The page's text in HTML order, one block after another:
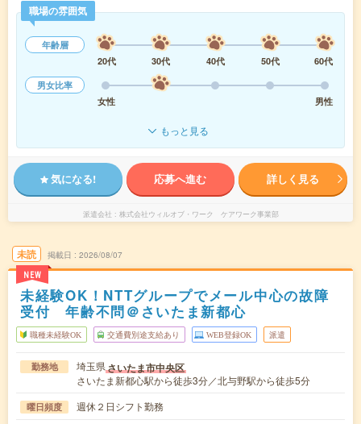
職場の雰囲気
年齢層
20代
30代 40代 50代
60代
男女比率
女性
男性
もっと見る
気になる! 応募へ進む 詳しく見る
派遣会社 株式会社ウィルオブ・ワーク ケアワーク事業部
未読
NEW
掲載日 2026/08/07
未経験OK！NTTグループでメール中心の故障
受付 年齢不問＠さいたま新都心
職種未経験OK 交通費別途支給あり WEB登録OK 派遣
勤務地 埼玉県さいたま市中央区
さいたま新都心駅から徒歩3分／北与野駅から徒歩5分
曜日頻度 週休２日シフト勤務